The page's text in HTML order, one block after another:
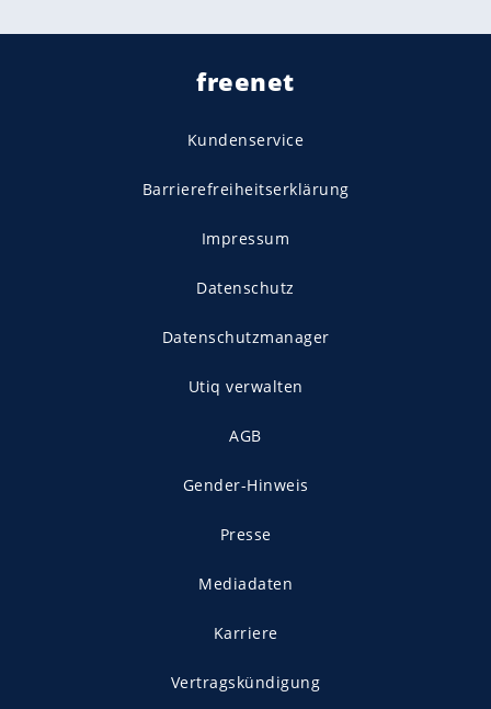
freenet
Kundenservice
Barrierefreiheitserklärung
Impressum
Datenschutz
Datenschutzmanager
Utiq verwalten
AGB
Gender-Hinweis
Presse
Mediadaten
Karriere
Vertragskündigung